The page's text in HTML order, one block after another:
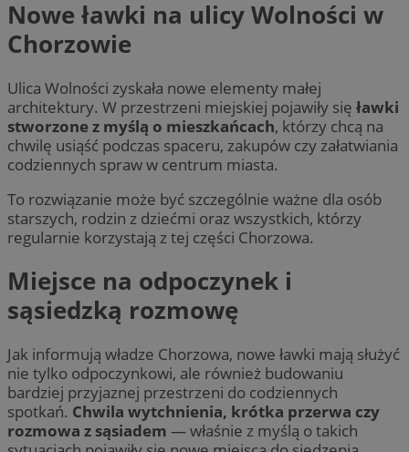
Nowe ławki na ulicy Wolności w
Chorzowie
Ulica Wolności zyskała nowe elementy małej
architektury. W przestrzeni miejskiej pojawiły się ławki
stworzone z myślą o mieszkańcach, którzy chcą na
chwilę usiąść podczas spaceru, zakupów czy załatwiania
codziennych spraw w centrum miasta.
To rozwiązanie może być szczególnie ważne dla osób
starszych, rodzin z dziećmi oraz wszystkich, którzy
regularnie korzystają z tej części Chorzowa.
Miejsce na odpoczynek i
sąsiedzką rozmowę
Jak informują władze Chorzowa, nowe ławki mają służyć
nie tylko odpoczynkowi, ale również budowaniu
bardziej przyjaznej przestrzeni do codziennych
spotkań. Chwila wytchnienia, krótka przerwa czy
rozmowa z sąsiadem — właśnie z myślą o takich